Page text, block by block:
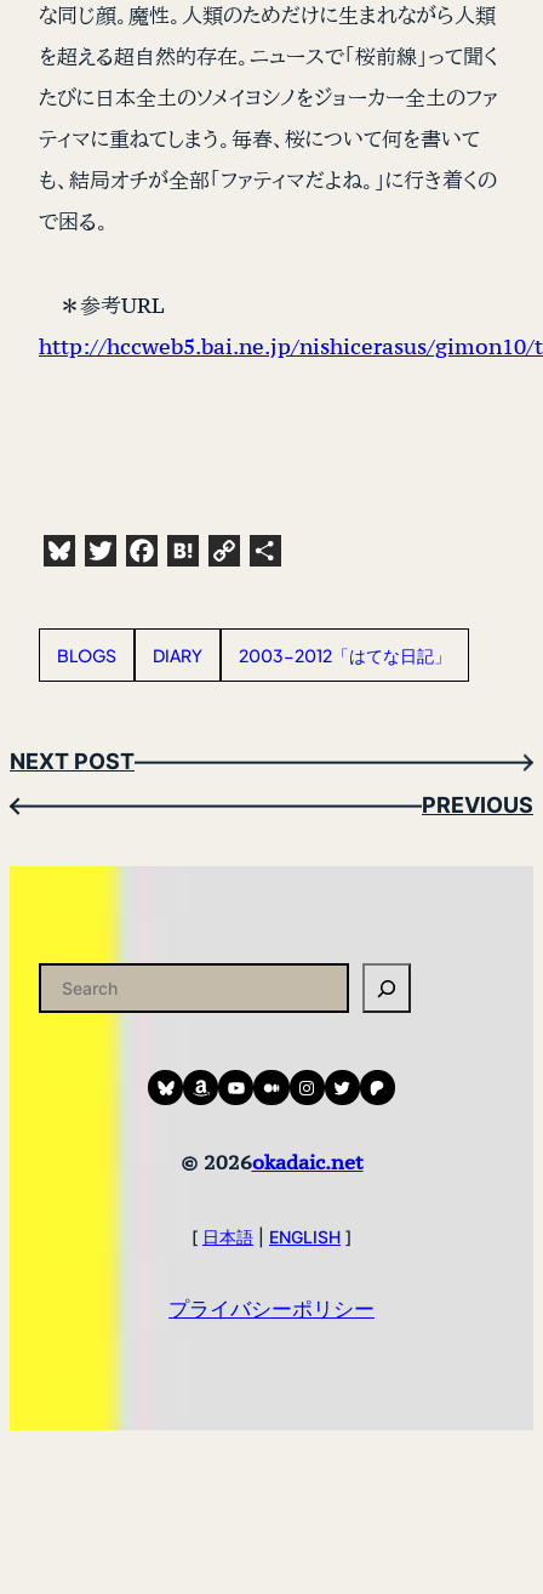
な同じ顔。魔性。人類のためだけに生まれながら人類
を超える超自然的存在。ニュースで「桜前線」って聞く
たびに日本全土のソメイヨシノをジョーカー全土のファ
ティマに重ねてしまう。毎春、桜について何を書いて
も、結局オチが全部「ファティマだよね。」に行き着くの
で困る。
＊参考URL
http://hccweb5.bai.ne.jp/nishicerasus/
BlueskyTwitterFacebookHatenaCopy
BLOGS DIARY 2003-2012「はてな日記」
NEXT POST
→
←
PREVIOUS
索
BlueskyamazonYouTubemediuminstagram
twitterpatreon
© 2026okadaic.net
[ 日本語 ENGLISH ]
プライバシーポリシー